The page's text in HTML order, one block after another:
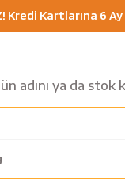
Kredi Kartlarına 6